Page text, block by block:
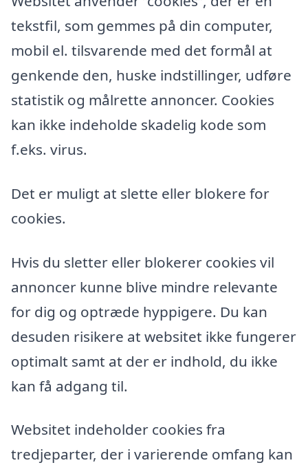
tekstfil, som gemmes på din computer,
mobil el. tilsvarende med det formål at
genkende den, huske indstillinger, udføre
statistik og målrette annoncer. Cookies
kan ikke indeholde skadelig kode som
f.eks. virus.
Det er muligt at slette eller blokere for
cookies.
Hvis du sletter eller blokerer cookies vil
annoncer kunne blive mindre relevante
for dig og optræde hyppigere. Du kan
desuden risikere at websitet ikke fungerer
optimalt samt at der er indhold, du ikke
kan få adgang til.
Websitet indeholder cookies fra
tredjeparter, der i varierende omfang kan